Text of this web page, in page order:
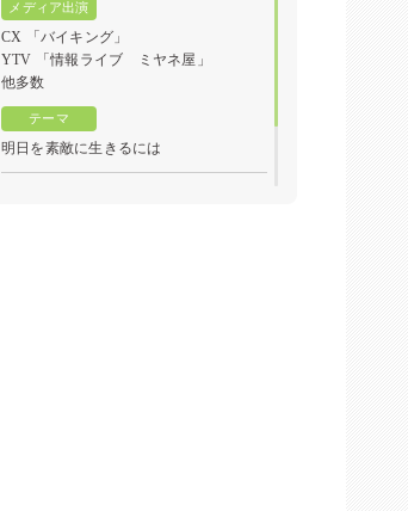
CX 「バイキング」
YTV 「情報ライブ ミヤネ屋」
他多数
明日を素敵に生きるには